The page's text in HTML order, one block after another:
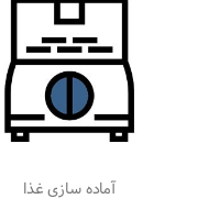
آماده سازی غذا